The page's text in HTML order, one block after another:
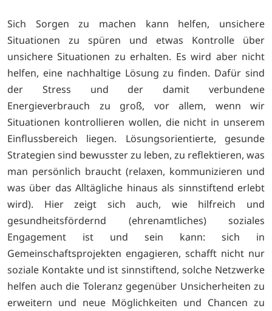
Sich Sorgen zu machen kann helfen, unsichere
Situationen zu spüren und etwas Kontrolle über
unsichere Situationen zu erhalten. Es wird aber nicht
helfen, eine nachhaltige Lösung zu finden. Dafür sind
der Stress und der damit verbundene
Energieverbrauch zu groß, vor allem, wenn wir
Situationen kontrollieren wollen, die nicht in unserem
Einflussbereich liegen. Lösungsorientierte, gesunde
Strategien sind bewusster zu leben, zu reflektieren, was
man persönlich braucht (relaxen, kommunizieren und
was über das Alltägliche hinaus als sinnstiftend erlebt
wird). Hier zeigt sich auch, wie hilfreich und
gesundheitsfördernd (ehrenamtliches) soziales
Engagement ist und sein kann: sich in
Gemeinschaftsprojekten engagieren, schafft nicht nur
soziale Kontakte und ist sinnstiftend, solche Netzwerke
helfen auch die Toleranz gegenüber Unsicherheiten zu
erweitern und neue Möglichkeiten und Chancen zu